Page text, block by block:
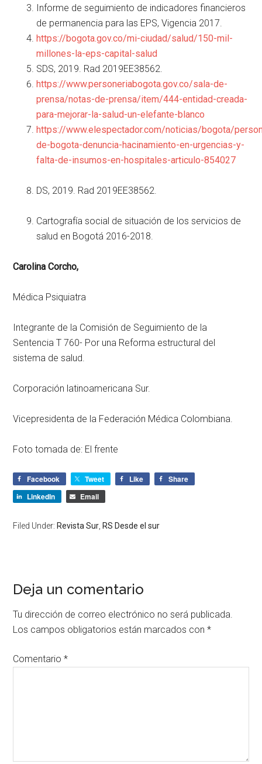
Informe de seguimiento de indicadores financieros
de permanencia para las EPS, Vigencia 2017.
https://bogota.gov.co/mi-ciudad/salud/150-mil-
millones-la-eps-capital-salud
SDS, 2019. Rad 2019EE38562.
https://www.personeriabogota.gov.co/sala-de-
prensa/notas-de-prensa/item/444-entidad-creada-
para-mejorar-la-salud-un-elefante-blanco
https://www.elespectador.com/noticias/bogota/
de-bogota-denuncia-hacinamiento-en-urgencias-y-
falta-de-insumos-en-hospitales-articulo-854027
DS, 2019. Rad 2019EE38562.
Cartografía social de situación de los servicios de
salud en Bogotá 2016-2018.
Carolina Corcho,
Médica Psiquiatra
Integrante de la Comisión de Seguimiento de la
Sentencia T 760- Por una Reforma estructural del
sistema de salud.
Corporación latinoamericana Sur.
Vicepresidenta de la Federación Médica Colombiana.
Foto tomada de: El frente
Facebook Tweet Like
Share
LinkedIn
Email
Filed Under: Revista Sur, RS Desde el sur
Deja un comentario
Tu dirección de correo electrónico no será publicada.
Los campos obligatorios están marcados con*
Comentario*